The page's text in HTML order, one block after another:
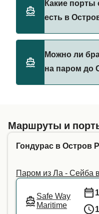
113₽ на пароме из
включает сборы за
Какие порты
есть в
Роатан
Можно ли
на паром до
Введите свои
вами рейс. Для
животным-
напрямую
поддержки клиентов.
Маршруты и
Гондурас в Остров
Паром из Ла - Сейба
Safe Way
Maritime
1